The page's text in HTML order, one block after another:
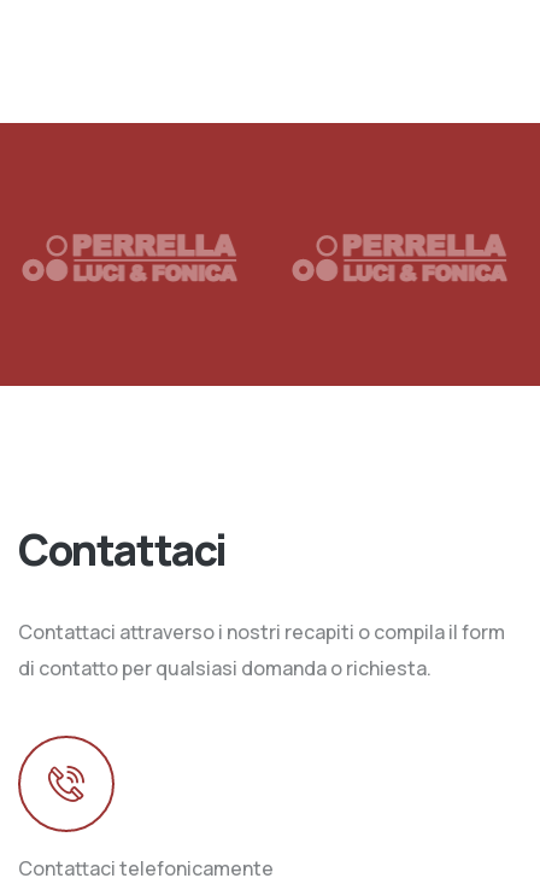
Contattaci
Contattaci attraverso i nostri recapiti o compila il form
di contatto per qualsiasi domanda o richiesta.
Contattaci telefonicamente